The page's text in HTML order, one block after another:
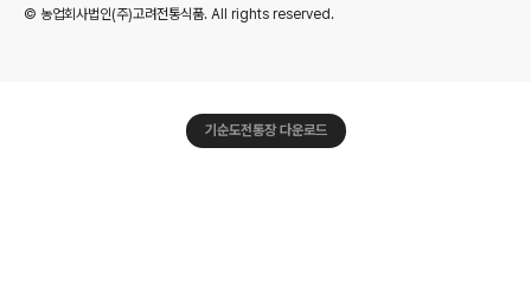
© 농업회사법인(주)고려전통식품. All rights reserved.
기순도전통장 다운로드